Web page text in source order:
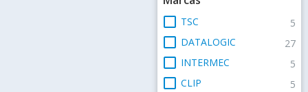
check_box_outline_blank TSC 5
check_box_outline_blank DATALOGIC 27
check_box_outline_blank INTERMEC 5
check_box_outline_blank CLIP 5